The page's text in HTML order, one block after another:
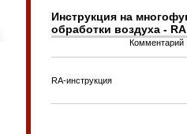
Инструкция на
обработки воздуха -
Комментарий
RA-инструкция